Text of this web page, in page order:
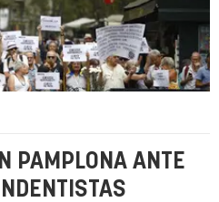
PAMPLONA ANTE